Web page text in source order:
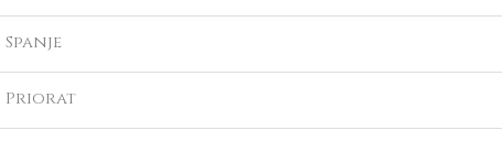
Spanje
Priorat